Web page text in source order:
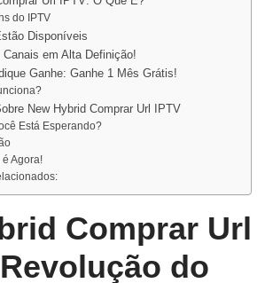
do IPTV
Disponíveis
em Alta Definição!
Ganhe: Ganhe 1 Mês Grátis!
New Hybrid Comprar Url IPTV
Está Esperando?
é Agora!
Comprar Url
do